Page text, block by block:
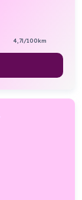
4,7l/100km